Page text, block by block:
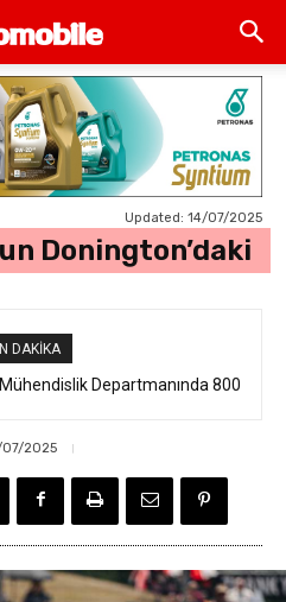
Updated: 14/07/2025
Donington’daki
DAKIKA
Departmanında 800
07/2025